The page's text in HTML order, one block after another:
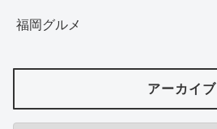
福岡グルメ
アーカイブ